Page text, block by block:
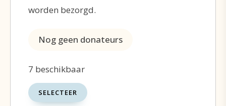
worden bezorgd.
Nog geen donateurs
7 beschikbaar
SELECTEER